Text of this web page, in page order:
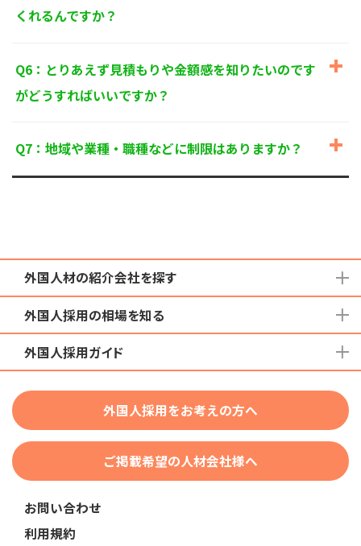
くれるんですか？
Q6：とりあえず見積もりや金額感を知りたいのです
がどうすればいいですか？
Q7：地域や業種・職種などに制限はありますか？
外国人材の紹介会社を探す
地域から検索する
国籍から検索する
在留資格から検索する
団体種別から探す
業界・職種から検索する
外国人採用の相場を知る
育成就労外国人の受け入れ相場
技人国・高度人材の受け入れ相場
外国人採用ガイド
特定技能
技術・人文知識・国際業務
外国人採用をお考えの方へ
ご掲載希望の人材会社様へ
お問い合わせ
利用規約